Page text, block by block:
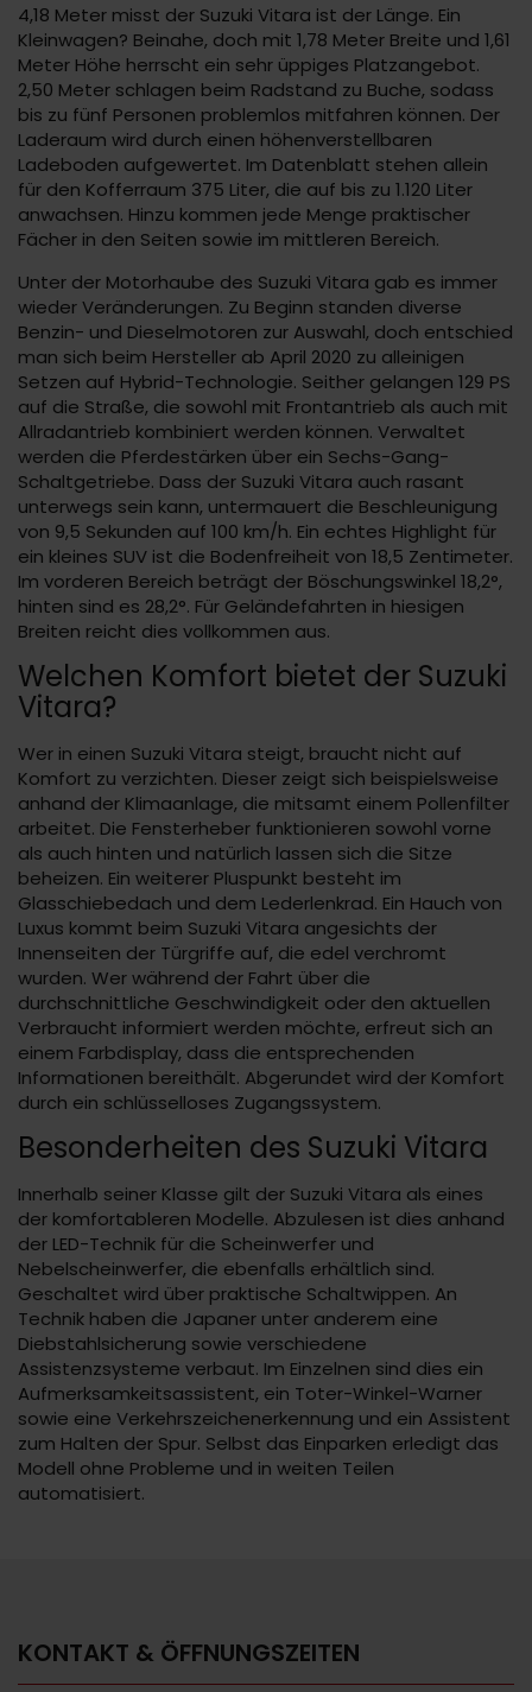
4,18 Meter misst der Suzuki Vitara ist der Länge. Ein
Kleinwagen? Beinahe, doch mit 1,78 Meter Breite und 1,61
Meter Höhe herrscht ein sehr üppiges Platzangebot.
2,50 Meter schlagen beim Radstand zu Buche, sodass
bis zu fünf Personen problemlos mitfahren können. Der
Laderaum wird durch einen höhenverstellbaren
Ladeboden aufgewertet. Im Datenblatt stehen allein
für den Kofferraum 375 Liter, die auf bis zu 1.120 Liter
anwachsen. Hinzu kommen jede Menge praktischer
Fächer in den Seiten sowie im mittleren Bereich.
Unter der Motorhaube des Suzuki Vitara gab es immer
wieder Veränderungen. Zu Beginn standen diverse
Benzin- und Dieselmotoren zur Auswahl, doch entschied
man sich beim Hersteller ab April 2020 zu alleinigen
Setzen auf Hybrid-Technologie. Seither gelangen 129 PS
auf die Straße, die sowohl mit Frontantrieb als auch mit
Allradantrieb kombiniert werden können. Verwaltet
werden die Pferdestärken über ein Sechs-Gang-
Schaltgetriebe. Dass der Suzuki Vitara auch rasant
unterwegs sein kann, untermauert die Beschleunigung
von 9,5 Sekunden auf 100 km/h. Ein echtes Highlight für
ein kleines SUV ist die Bodenfreiheit von 18,5 Zentimeter.
Im vorderen Bereich beträgt der Böschungswinkel 18,2°,
hinten sind es 28,2°. Für Geländefahrten in hiesigen
Breiten reicht dies vollkommen aus.
Welchen Komfort bietet der Suzuki
Vitara?
Wer in einen Suzuki Vitara steigt, braucht nicht auf
Komfort zu verzichten. Dieser zeigt sich beispielsweise
anhand der Klimaanlage, die mitsamt einem Pollenfilter
arbeitet. Die Fensterheber funktionieren sowohl vorne
als auch hinten und natürlich lassen sich die Sitze
beheizen. Ein weiterer Pluspunkt besteht im
Glasschiebedach und dem Lederlenkrad. Ein Hauch von
Luxus kommt beim Suzuki Vitara angesichts der
Innenseiten der Türgriffe auf, die edel verchromt
wurden. Wer während der Fahrt über die
durchschnittliche Geschwindigkeit oder den aktuellen
Verbraucht informiert werden möchte, erfreut sich an
einem Farbdisplay, dass die entsprechenden
Informationen bereithält. Abgerundet wird der Komfort
durch ein schlüsselloses Zugangssystem.
Besonderheiten des Suzuki Vitara
Innerhalb seiner Klasse gilt der Suzuki Vitara als eines
der komfortableren Modelle. Abzulesen ist dies anhand
der LED-Technik für die Scheinwerfer und
Nebelscheinwerfer, die ebenfalls erhältlich sind.
Geschaltet wird über praktische Schaltwippen. An
Technik haben die Japaner unter anderem eine
Diebstahlsicherung sowie verschiedene
Assistenzsysteme verbaut. Im Einzelnen sind dies ein
Aufmerksamkeitsassistent, ein Toter-Winkel-Warner
sowie eine Verkehrszeichenerkennung und ein Assistent
zum Halten der Spur. Selbst das Einparken erledigt das
Modell ohne Probleme und in weiten Teilen
automatisiert.
KONTAKT & ÖFFNUNGSZEITEN